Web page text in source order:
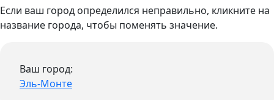
Если ваш город определился неправильно, кликните на
название города, чтобы поменять значение.
Ваш город:
Эль-Монте